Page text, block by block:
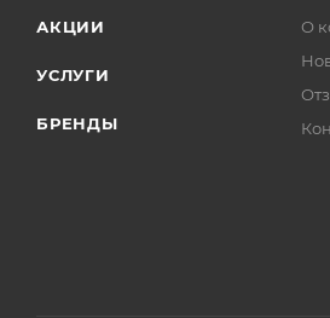
АКЦИИ
УСЛУГИ
БРЕНДЫ
О